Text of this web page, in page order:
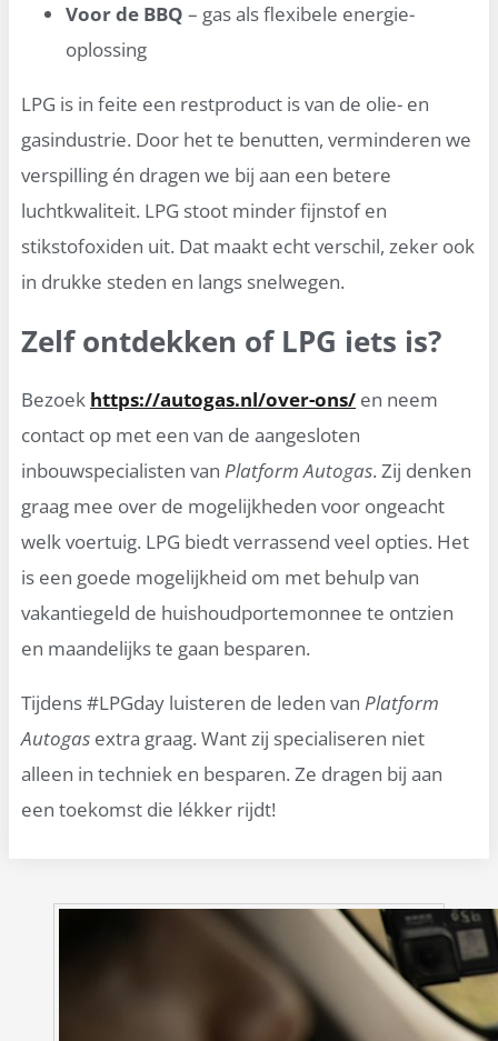
Voor de BBQ – gas als flexibele energie-
oplossing
LPG is in feite een restproduct is van de olie- en
gasindustrie. Door het te benutten, verminderen we
verspilling én dragen we bij aan een betere
luchtkwaliteit. LPG stoot minder fijnstof en
stikstofoxiden uit. Dat maakt echt verschil, zeker ook
in drukke steden en langs snelwegen.
Zelf ontdekken of LPG iets is?
Bezoek https://autogas.nl/over-ons/ en neem
contact op met een van de aangesloten
inbouwspecialisten van Platform Autogas. Zij denken
graag mee over de mogelijkheden voor ongeacht
welk voertuig. LPG biedt verrassend veel opties. Het
is een goede mogelijkheid om met behulp van
vakantiegeld de huishoudportemonnee te ontzien
en maandelijks te gaan besparen.
Tijdens #LPGday luisteren de leden van Platform
Autogas extra graag. Want zij specialiseren niet
alleen in techniek en besparen. Ze dragen bij aan
een toekomst die lékker rijdt!